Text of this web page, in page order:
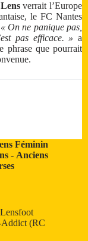
verrait l’Europe
le FC Nantes
« On ne panique pas,
pas efficace. » a
phrase que pourrait
Féminin
- Anciens
Lensfoot
(RC